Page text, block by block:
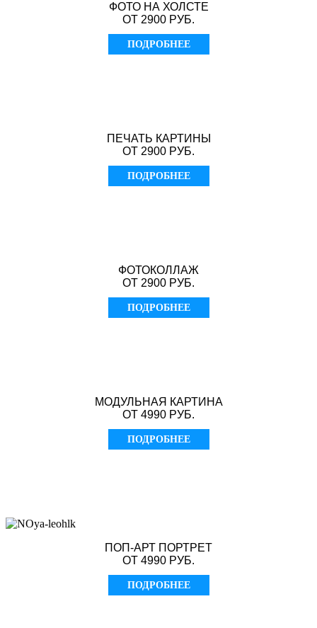
ФОТО НА ХОЛСТЕ
ОТ 2900 РУБ.
ПОДРОБНЕЕ
ПЕЧАТЬ КАРТИНЫ
ОТ 2900 РУБ.
ПОДРОБНЕЕ
ФОТОКОЛЛАЖ
ОТ 2900 РУБ.
ПОДРОБНЕЕ
МОДУЛЬНАЯ КАРТИНА
ОТ 4990 РУБ.
ПОДРОБНЕЕ
ПОП-АРТ ПОРТРЕТ
ОТ 4990 РУБ.
ПОДРОБНЕЕ